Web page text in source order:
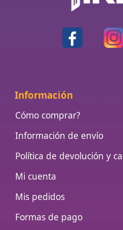
Información
Cómo comprar?
Información de envío
Política de devolución y
Mi cuenta
Mis pedidos
Formas de pago